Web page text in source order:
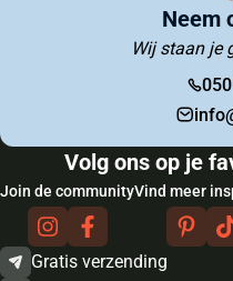
Neem
Wij staan je
Volg ons op je
Join de communityVind meer
Gratis verzending